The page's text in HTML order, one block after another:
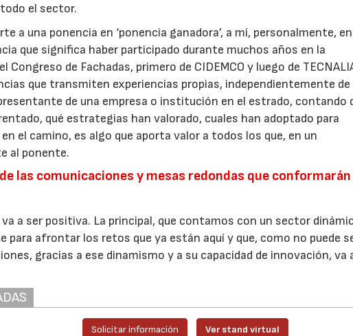
el sector.
a una ponencia en ‘ponencia ganadora’, a mí, personalmente, en
que significa haber participado durante muchos años en la
de Fachadas, primero de CIDEMCO y luego de
que transmiten experiencias propias, independientemente de
de una empresa o institución en el estrado, contando
qué estrategias han valorado, cuales han adoptado para
el camino, es algo que aporta valor a todos los que, en un
al ponente.
las comunicaciones y mesas redondas que conformarán
a ser positiva. La principal, que contamos con un sector
para afrontar los retos que ya están aquí y que, como no puede
gracias a ese dinamismo y a su capacidad de innovación, va
Solicitar información Ver stand virtual